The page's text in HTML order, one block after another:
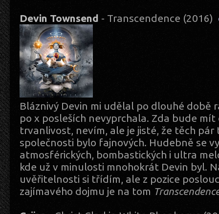
Devin Townsend - Transcendence (2016)
Bláznivý Devin mi udělal po dlouhé době
po x posleších nevyprchala. Zda bude
trvanlivost, nevím, ale je jisté, že těch
společnosti bylo fajnových. Hudebně se
atmosférických, bombastických i ultra
kde už v minulosti mnohokrát Devin byl.
uvěřitelnosti si třídím, ale z pozice
zajímavého dojmu je na tom